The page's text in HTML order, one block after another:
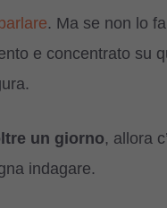
. Ma se non lo
e concentrato su
un giorno, allora
indagare.